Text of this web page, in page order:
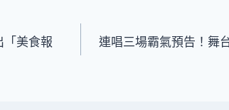
「美食報
連唱三場霸氣預告！舞